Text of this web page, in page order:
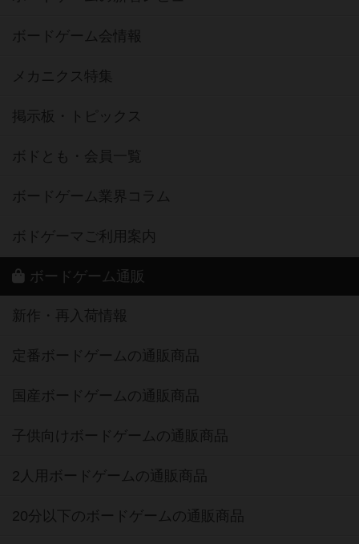
ボードゲーム会情報
メカニクス特集
掲示板・トピックス
ボドとも・会員一覧
ボードゲーム業界コラム
ボドゲーマご利用案内
ボードゲーム通販
新作・再入荷情報
定番ボードゲームの通販商品
国産ボードゲームの通販商品
子供向けボードゲームの通販商品
2人用ボードゲームの通販商品
20分以下のボードゲームの通販商品